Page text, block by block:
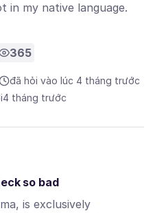
in my native language.
365
đã hỏi vào lúc 4 tháng trước
4 tháng trước
so bad
is exclusively